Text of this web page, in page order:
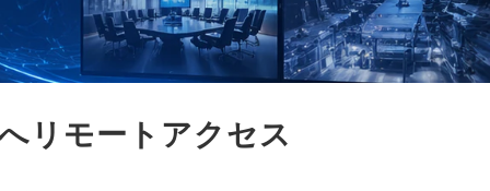
リモートアクセス